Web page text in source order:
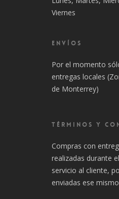
Viernes
ENVÍOS
Por el momento
entregas locales
de Monterrey)
TÉRMINOS Y
Compras con
realizadas durante
servicio al cliente,
enviadas ese